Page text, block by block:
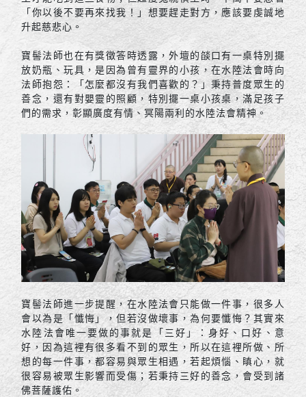
「你以後不要再來找我！」想要趕走對方，應該要虔誠地
升起慈悲心。
寶髻法師也在有獎徵答時透露，外壇的燄口有一桌特別擺
放奶瓶、玩具，是因為曾有靈界的小孩，在水陸法會時向
法師抱怨：「怎麼都沒有我們喜歡的？」秉持普度眾生的
善念，還有對嬰靈的照顧，特別擺一桌小孩桌，滿足孩子
們的需求，彰顯廣度有情、冥陽兩利的水陸法會精神。
寶髻法師進一步提醒，在水陸法會只能做一件事，很多人
會以為是「懺悔」，但若沒做壞事，為何要懺悔？其實來
水陸法會唯一要做的事就是「三好」：身好、口好、意
好，因為這裡有很多看不到的眾生，所以在這裡所做、所
想的每一件事，都容易與眾生相遇，若起煩惱、瞋心，就
很容易被眾生影響而受傷；若秉持三好的善念，會受到諸
佛菩薩護佑。